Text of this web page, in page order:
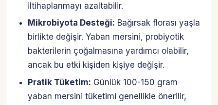
iltihaplanmayı azaltabilir.
Mikrobiyota Desteği: Bağırsak florası yaşla
birlikte değişir. Yaban mersini, probiyotik
bakterilerin çoğalmasına yardımcı olabilir,
ancak bu etki kişiden kişiye değişir.
Pratik Tüketim: Günlük 100-150 gram
yaban mersini tüketimi genellikle önerilir,